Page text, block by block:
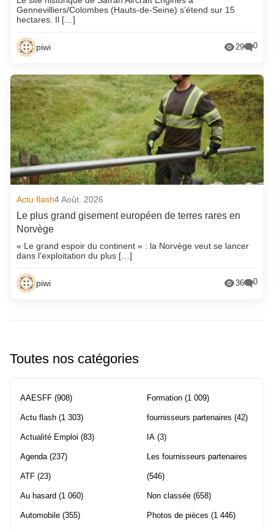
Gennevilliers/Colombes (Hauts-de-Seine) s’étend sur 15
hectares. Il […]
piwi 29 0
Actu flash4 Août. 2026
Le plus grand gisement européen de terres rares en
Norvège
« Le grand espoir du continent » : la Norvège veut se lancer
dans l’exploitation du plus […]
piwi 36 0
Toutes nos catégories
AAESFF (908)
Actu flash (1 303)
Actualité Emploi (83)
Agenda (237)
ATF (23)
Au hasard (1 060)
Automobile (355)
Formation (1 009)
fournisseurs partenaires (42)
IA (3)
Les fournisseurs partenaires
(546)
Non classée (658)
Photos de pièces (1 446)